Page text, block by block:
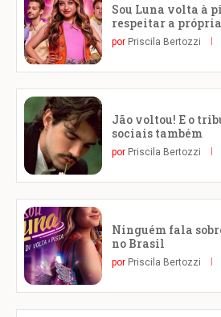
Sou Luna volta à
respeitar a
por Priscila Bertozzi
Jão voltou! E o
sociais também
por Priscila Bertozzi
Ninguém fala
no Brasil
por Priscila Bertozzi